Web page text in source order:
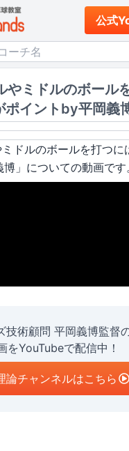
公式
やミドルのボール
ポイントby平岡義
ドルのボールを打つに
博 」についての動画です
技術顧問 平岡義博監督
をYouTubeで配信中！
論チャンネルはこちら